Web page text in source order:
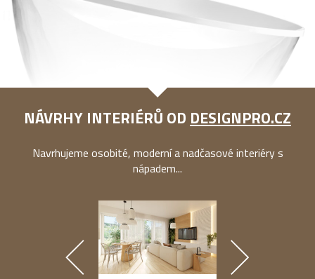
NÁVRHY INTERIÉRŮ OD DESIGNPRO.CZ
Navrhujeme osobité, moderní a nadčasové interiéry s
nápadem...